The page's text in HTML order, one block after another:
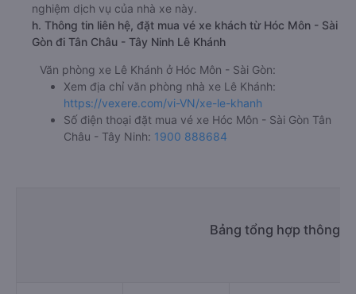
nghiệm dịch vụ của nhà xe này.
h. Thông tin liên hệ, đặt mua vé xe khách từ Hóc Môn - Sài
Gòn đi Tân Châu - Tây Ninh Lê Khánh
Văn phòng xe Lê Khánh ở Hóc Môn - Sài Gòn:
Xem địa chỉ văn phòng nhà xe Lê Khánh:
https://vexere.com/vi-VN/xe-le-khanh
Số điện thoại đặt mua vé xe Hóc Môn - Sài Gòn Tân
Châu - Tây Ninh: 1900 888684
Bảng tổng hợp thông